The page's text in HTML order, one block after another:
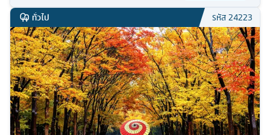
ทั่วไป รหัส24223